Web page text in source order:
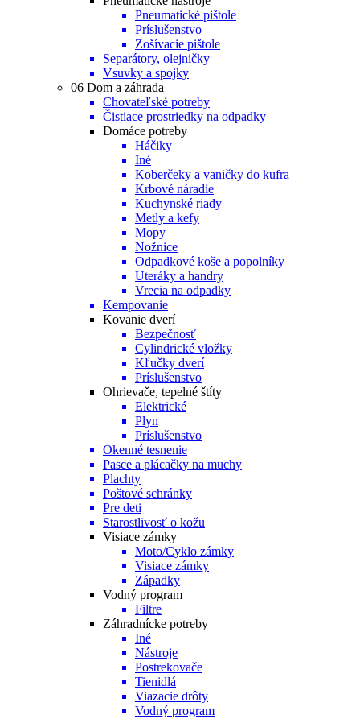
Pneumatické pištole
Príslušenstvo
Zošívacie pištole
Separátory, olejničky
Vsuvky a spojky
06 Dom a záhrada
Chovateľské potreby
Čistiace prostriedky na odpadky
Domáce potreby
Háčiky
Iné
Koberčeky a vaničky do kufra
Krbové náradie
Kuchynské riady
Metly a kefy
Mopy
Nožnice
Odpadkové koše a popolníky
Uteráky a handry
Vrecia na odpadky
Kempovanie
Kovanie dverí
Bezpečnosť
Cylindrické vložky
Kľučky dverí
Príslušenstvo
Ohrievače, tepelné štíty
Elektrické
Plyn
Príslušenstvo
Okenné tesnenie
Pasce a plácačky na muchy
Plachty
Poštové schránky
Pre deti
Starostlivosť o kožu
Visiace zámky
Moto/Cyklo zámky
Visiace zámky
Západky
Vodný program
Filtre
Záhradnícke potreby
Iné
Nástroje
Postrekovače
Tienidlá
Viazacie drôty
Vodný program